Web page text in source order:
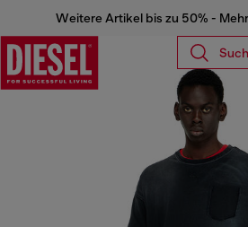
Weitere Artikel bis zu 50% -